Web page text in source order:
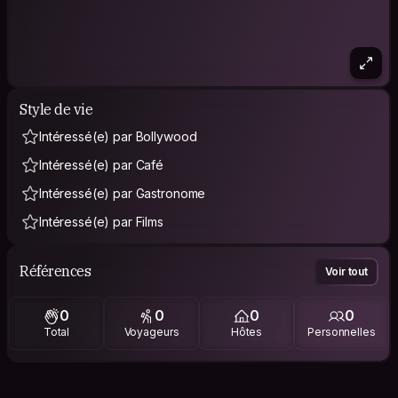
Style de vie
Intéressé(e) par Bollywood
Intéressé(e) par Café
Intéressé(e) par Gastronome
Intéressé(e) par Films
Références Voir tout
0
Total
0
Voyageurs
0
Hôtes
0
Personnelles